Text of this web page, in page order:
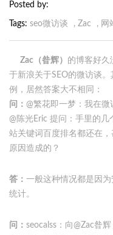
Posted by
Tags seo微访谈 , Zac , 网
Zac（昝辉） 的博客好久
于新浪关于SEO的微访谈
例，居然答案大不相同：
问： @繁花即一梦：我在微
@陈光Eric 提问：手里的
站关键词百度排名都还在
原因造成的？
答： 一般这种情况都是因
统计。
问： seocalss：向@Zac昝